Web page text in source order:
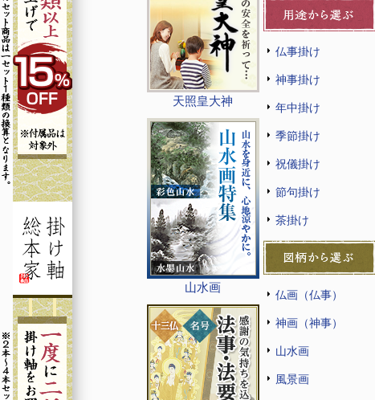
天照皇大神
山水画
仏事掛け
神事掛け
年中掛け
季節掛け
祝儀掛け
節句掛け
茶掛け
仏画（仏事）
神画（神事）
山水画
風景画